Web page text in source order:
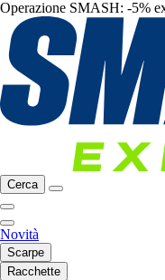
Operazione SMASH: -5%
Cerca
Novità
Scarpe
Racchette